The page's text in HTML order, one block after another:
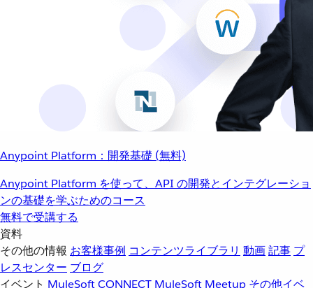
Anypoint Platform：開発基礎 (無料)
Anypoint Platform を使って、API の開発とインテグレーショ
ンの基礎を学ぶためのコース
無料で受講する
資料
その他の情報 お客様事例 コンテンツライブラリ 動画記事 プ
レスセンター ブログ
イベント MuleSoft CONNECT MuleSoft Meetup その他イベ